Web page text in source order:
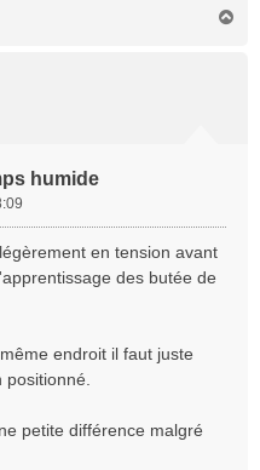
humide
en tension avant
des butée de
endroit il faut juste
petite différence malgré